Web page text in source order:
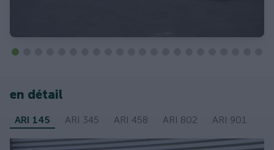
en détail
ARI 145 ARI 345 ARI 458 ARI 802 ARI 901